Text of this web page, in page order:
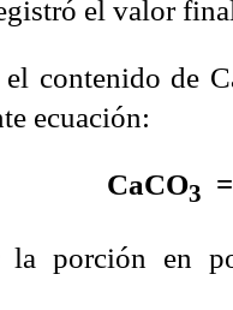
el valor
el contenido de
ecuación:
CaCO3
la porción en